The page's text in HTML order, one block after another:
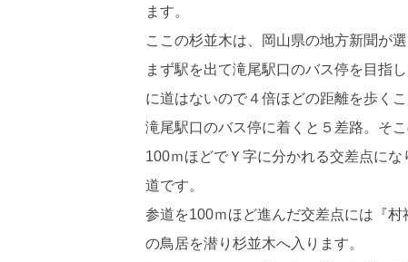
ます。
ここの杉並木は、岡山県の地方新聞が
まず駅を出て滝尾駅口のバス停を目指
に道はないので４倍ほどの距離を歩くこ
滝尾駅口のバス停に着くと５差路。そ
100ｍほどでＹ字に分かれる交差点に
道です。
参道を100ｍほど進んだ交差点には『
の鳥居を潜り杉並木へ入ります。